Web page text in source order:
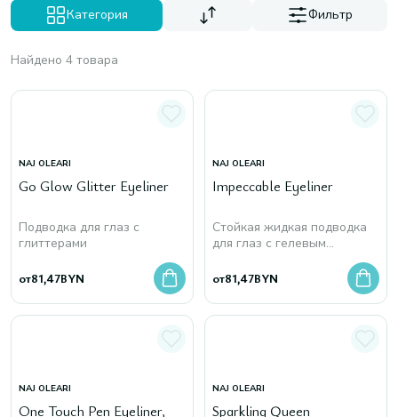
Категория Фильтр
Найдено 4 товара
NAJ OLEARI
Go Glow Glitter Eyeliner
Подводка для глаз с
глиттерами
от81,47BYN
NAJ OLEARI
Impeccable Eyeliner
Стойкая жидкая подводка
для глаз с гелевым
от81,47BYN
NAJ OLEARI
One Touch Pen Eyeliner,
NAJ OLEARI
Sparkling Queen